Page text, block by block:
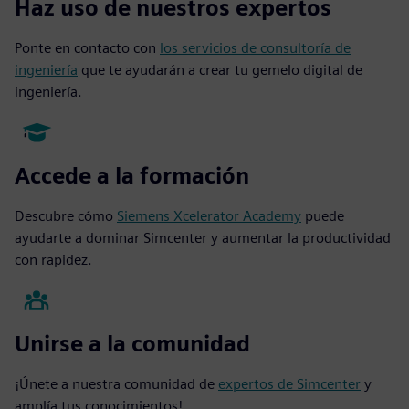
Haz uso de nuestros expertos
Ponte en contacto con los servicios de consultoría de
ingeniería que te ayudarán a crear tu gemelo digital de
ingeniería.
Accede a la formación
Descubre cómo Siemens Xcelerator Academy puede
ayudarte a dominar Simcenter y aumentar la productividad
con rapidez.
Unirse a la comunidad
¡Únete a nuestra comunidad de expertos de Simcenter y